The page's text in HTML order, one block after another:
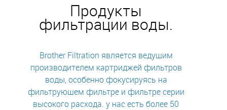
Продукты
фильтрации воды.
Brother Filtration является ведущим
производителем картриджей фильтров
воды, особенно фокусируясь на
фильтрующем фильтре и фильтре серии
высокого расхода. у нас есть более 50